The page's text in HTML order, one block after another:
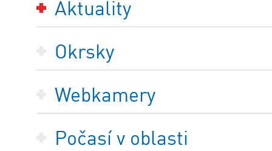
Aktuality
Okrsky
Webkamery
Počasí v oblasti